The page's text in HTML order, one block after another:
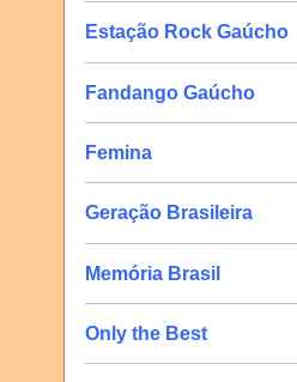
Estação Rock Gaúcho
Fandango Gaúcho
Femina
Geração Brasileira
Memória Brasil
Only the Best